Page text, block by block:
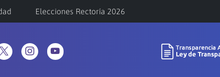
Elecciones Rectoría 2026